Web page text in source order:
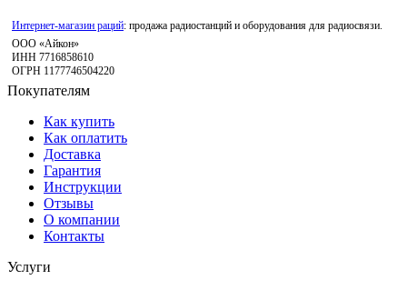
Интернет-магазин раций: продажа радиостанций и оборудования для радиосвязи.
ООО «Айкон»
ИНН 7716858610
ОГРН 1177746504220
Покупателям
Как купить
Как оплатить
Доставка
Гарантия
Инструкции
Отзывы
О компании
Контакты
Услуги